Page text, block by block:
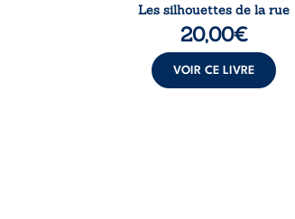
Les silhouettes de la rue
20,00€
VOIR CE LIVRE